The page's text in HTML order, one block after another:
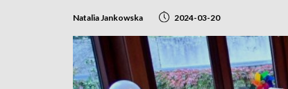
Natalia Jankowska 2024-03-20